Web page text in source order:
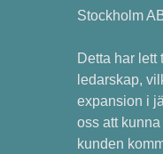
Stockholm
Detta har lett
ledarskap,
expansion i
oss att
kunden